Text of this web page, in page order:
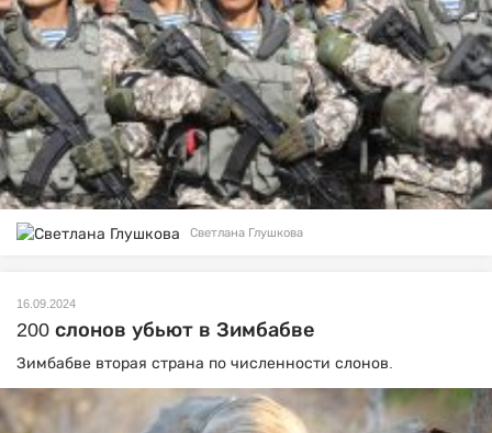
Светлана Глушкова
16.09.2024
200 слонов убьют в Зимбабве
Зимбабве вторая страна по численности слонов.